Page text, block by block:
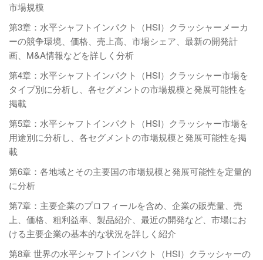
市場規模
第3章：水平シャフトインパクト（HSI）クラッシャーメーカ
ーの競争環境、価格、売上高、市場シェア、最新の開発計
画、M&A情報などを詳しく分析
第4章：水平シャフトインパクト（HSI）クラッシャー市場を
タイプ別に分析し、各セグメントの市場規模と発展可能性を
掲載
第5章：水平シャフトインパクト（HSI）クラッシャー市場を
用途別に分析し、各セグメントの市場規模と発展可能性を掲
載
第6章：各地域とその主要国の市場規模と発展可能性を定量的
に分析
第7章：主要企業のプロフィールを含め、企業の販売量、売
上、価格、粗利益率、製品紹介、最近の開発など、市場にお
ける主要企業の基本的な状況を詳しく紹介
第8章 世界の水平シャフトインパクト（HSI）クラッシャーの